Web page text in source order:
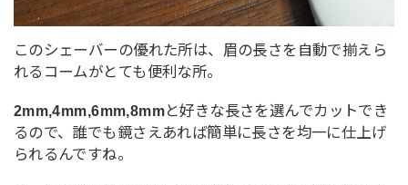
このシェーバーの優れた所は、眉の長さを自動で揃えら
れるコームがとても便利な所。
2mm,4mm,6mm,8mmと好きな長さを選んでカットでき
るので、誰でも鏡さえあれば簡単に長さを均一に仕上げ
られるんですね。